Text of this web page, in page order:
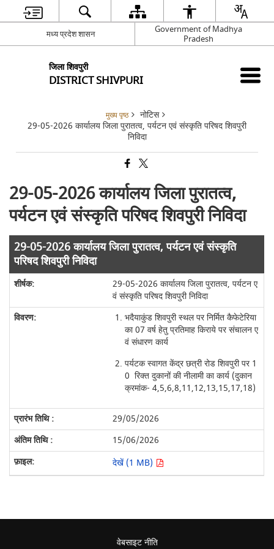
मध्य प्रदेश शासन
Government of Madhya
Pradesh
जिला शिवपुरी
DISTRICT SHIVPURI
मुख्य पृष्ठ
नोटिस
29-05-2026 कार्यालय जिला पुरातत्व, पर्यटन एवं संस्कृति परिषद शिवपुरी
निविदा
29-05-2026 कार्यालय जिला पुरातत्व,
पर्यटन एवं संस्कृति परिषद शिवपुरी निविदा
29-05-2026 कार्यालय जिला पुरातत्व, पर्यटन एवं संस्कृति
परिषद शिवपुरी निविदा
29-05-2026 कार्यालय जिला पुरातत्व, पर्यटन ए
वं संस्कृति परिषद शिवपुरी निविदा
भदैयाकुंड शिवपुरी स्थल पर निर्मित कैफेटेरिया
का 07 वर्ष हेतु प्रतिमाह किराये पर संचालन ए
वं संधारण कार्य
पर्यटक स्वागत केंद्र छत्री रोड शिवपुरी पर 1
0 रिक्त दुकानों की नीलामी का कार्य (दुकान
क्रमांक- 4,5,6,8,11,12,13,15,17,18)
29/05/2026
15/06/2026
देखें (1 MB)
वेबसाइट नीति